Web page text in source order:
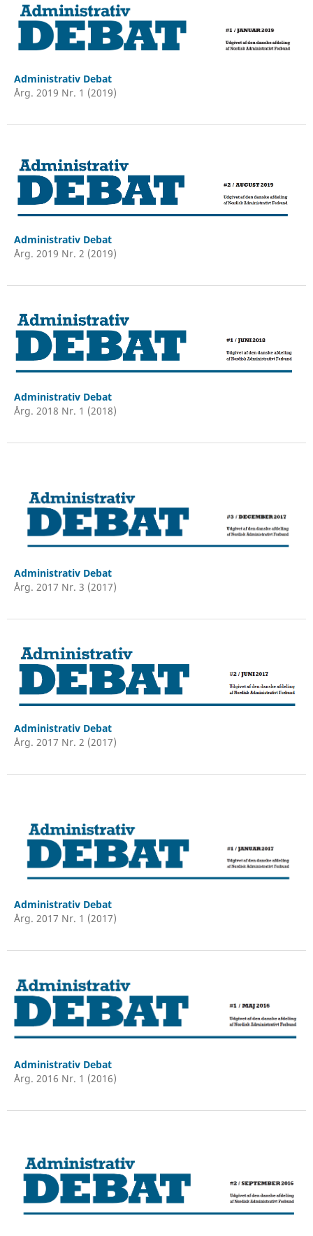
Administrativ Debat
Årg. 2019 Nr. 1 (2019)
Administrativ Debat
Årg. 2019 Nr. 2 (2019)
Administrativ Debat
Årg. 2018 Nr. 1 (2018)
Administrativ Debat
Årg. 2017 Nr. 3 (2017)
Administrativ Debat
Årg. 2017 Nr. 2 (2017)
Administrativ Debat
Årg. 2017 Nr. 1 (2017)
Administrativ Debat
Årg. 2016 Nr. 1 (2016)